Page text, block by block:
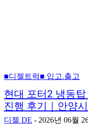
■디젤트럭■ 입고.출고
현대 포터2 냉동
진행 후기｜안양
디젤 DE - 2026년 06월